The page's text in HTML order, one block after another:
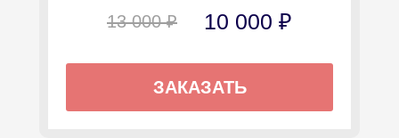
13 000 ₽ 10 000 ₽
ЗАКАЗАТЬ